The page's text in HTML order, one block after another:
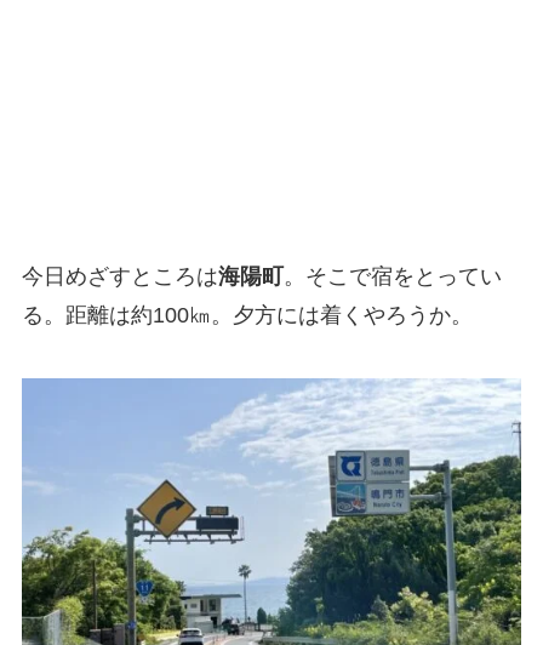
今日めざすところは海陽町。そこで宿をとってい
る。距離は約100㎞。夕方には着くやろうか。